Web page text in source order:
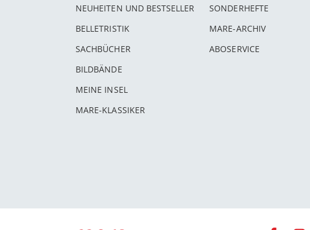
NEUHEITEN UND BESTSELLER
BELLETRISTIK
SACHBÜCHER
BILDBÄNDE
MEINE INSEL
MARE-KLASSIKER
SONDERHEFTE
MARE-ARCHIV
ABOSERVICE